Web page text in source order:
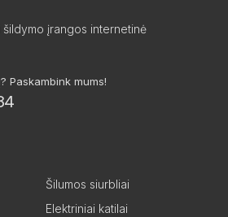
įrangos internetinė
Paskambink mums!
Šilumos siurbliai
Elektriniai katilai